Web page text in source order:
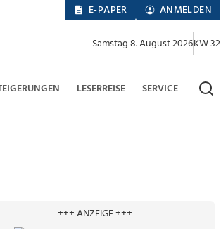
E-PAPER ANMELDEN
Samstag 8. August 2026KW 32
LESERREISE SERVICE
+++ ANZEIGE +++